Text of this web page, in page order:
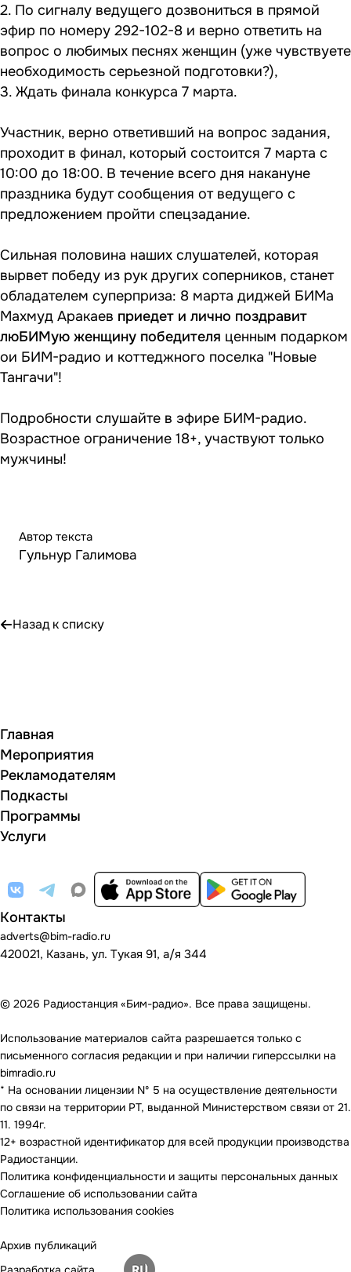
2. По сигналу ведущего дозвониться в прямой
эфир по номеру 292-102-8 и верно ответить на
вопрос о любимых песнях женщин (уже чувствуете
необходимость серьезной подготовки?),
3. Ждать финала конкурса 7 марта.
Участник, верно ответивший на вопрос задания,
проходит в финал, который состоится 7 марта с
10:00 до 18:00. В течение всего дня накануне
праздника будут сообщения от ведущего с
предложением пройти спецзадание.
Сильная половина наших слушателей, которая
вырвет победу из рук других соперников, станет
обладателем суперприза: 8 марта диджей БИМа
Махмуд Аракаев приедет и лично поздравит
люБИМую женщину победителя ценным подарком
ои БИМ-радио и коттеджного поселка "Новые
Тангачи"!
Подробности слушайте в эфире БИМ-радио.
Возрастное ограничение 18+, участвуют только
мужчины!
Автор текста
Гульнур Галимова
Назад к списку
Главная
Мероприятия
Рекламодателям
Подкасты
Программы
Услуги
Контакты
adverts@bim-radio.ru
420021, Казань, ул. Тукая 91, а/я 344
© 2026 Радиостанция «Бим-радио». Все права защищены.
Использование материалов сайта разрешается только с
письменного согласия редакции и при наличии гиперссылки на
bimradio.ru
* На основании лицензии Nº 5 на осуществление деятельности
по связи на территории РТ, выданной Министерством связи от 21.
11. 1994г.
12+ возрастной идентификатор для всей продукции производства
Радиостанции.
Политика конфиденциальности и защиты персональных данных
Соглашение об использовании сайта
Политика использования cookies
Архив публикаций